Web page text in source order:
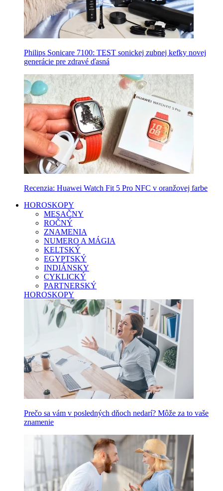
Philips Sonicare 7100: TEST sonickej zubnej kefky novej
generácie pre zdravé ďasná
Recenzia: Huawei Watch Fit 5 Pro NFC v oranžovej farbe
HOROSKOPY
MESAČNY
ROČNÝ
ZNAMENIA
NUMERO A MÁGIA
KELTSKÝ
EGYPTSKÝ
INDIÁNSKY
CYKLICKÝ
PARTNERSKÝ
HOROSKOPY
Prečo sa vám v posledných dňoch nedarí? Môže za to vaše
znamenie